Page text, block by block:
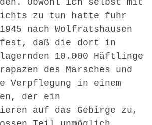
Obwohl ich selbst mit
nichts zu tun hatte fuhr
nach Wolfratshausen
daß die dort in
lagernden 10.000 Häftlinge
des Marsches und
Verpflegung in einem
der ein
auf das Gebirge zu,